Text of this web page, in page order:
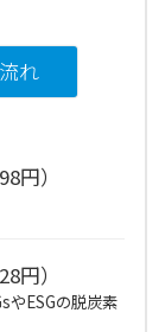
れ
円）
円）
やESGの脱炭素